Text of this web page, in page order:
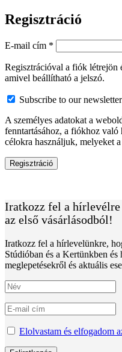
Regisztráció
E-mail cím *
Regisztrációval a fiók létrejön
amivel beállítható a jelszó.
Subscribe to our newsletter
A személyes adatokat a
fenntartásához, a fiókhoz való
célokra használjuk, melyeket a
Regisztráció
Iratkozz fel a hírlevélre
az első vásárlásodból!
Iratkozz fel a hírlevelünkre,
Stúdióban és a Kertünkben
meglepetésekről és aktuális
Elolvastam és elfogadom